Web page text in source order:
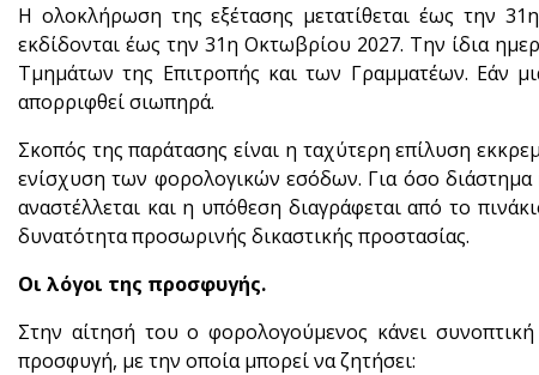
Η ολοκλήρωση της εξέτασης μετατίθεται έως την
εκδίδονται έως την 31η Οκτωβρίου 2027. Την ίδια
Τμημάτων της Επιτροπής και των Γραμματέων. Εάν
απορριφθεί σιωπηρά.
Σκοπός της παράτασης είναι η ταχύτερη επίλυση
ενίσχυση των φορολογικών εσόδων. Για όσο διάστημα
αναστέλλεται και η υπόθεση διαγράφεται από το
δυνατότητα προσωρινής δικαστικής προστασίας.
Οι λόγοι της προσφυγής.
Στην αίτησή του ο φορολογούμενος κάνει
προσφυγή, με την οποία μπορεί να ζητήσει: